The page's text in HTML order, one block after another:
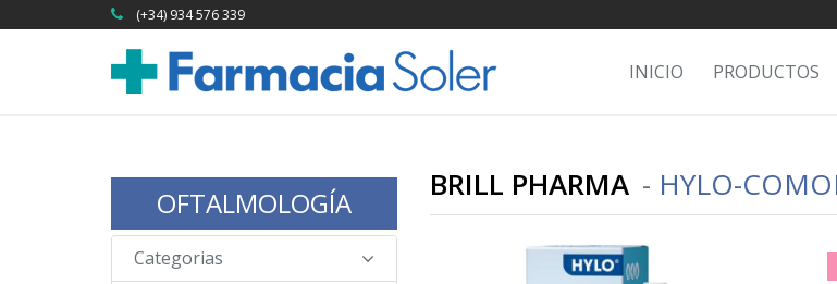
(+34) 934 576 339
INICIO PRODUCTOS
OFTALMOLOGÍA
Categorias
BRILL PHARMA - HYLO-